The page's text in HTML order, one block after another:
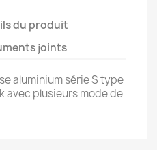
du produit
joints
aluminium série S type
avec plusieurs mode de